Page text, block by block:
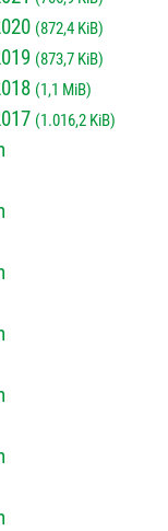
(872,4 KiB)
(873,7 KiB)
(1,1 MiB)
(1.016,2 KiB)